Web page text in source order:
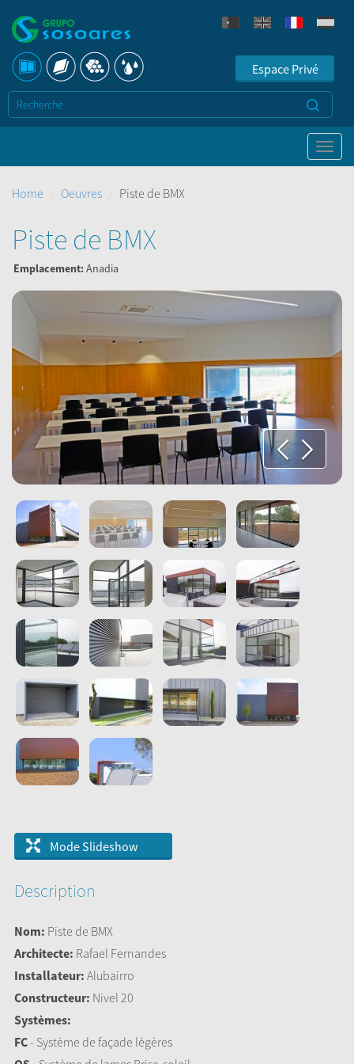
Espace Privé
Home Oeuvres Piste de BMX
Piste de BMX
Emplacement:Anadia
Mode Slideshow
Description
Nom: Piste de BMX
Architecte: Rafael Fernandes
Installateur: Alubairro
Constructeur: Nivel 20
Systèmes:
FC- Système de façade légères